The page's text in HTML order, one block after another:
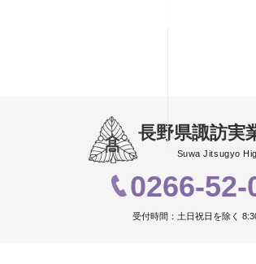
長野県諏訪実
Suwa Jitsugyo
0266-52-
受付時間：土日祝日を除く